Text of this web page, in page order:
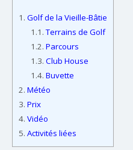
1. Golf de la Vieille-Bâtie
1.1.Terrains de Golf
1.2. Parcours
1.3. Club House
1.4. Buvette
2. Météo
3. Prix
4. Vidéo
5. Activités liées